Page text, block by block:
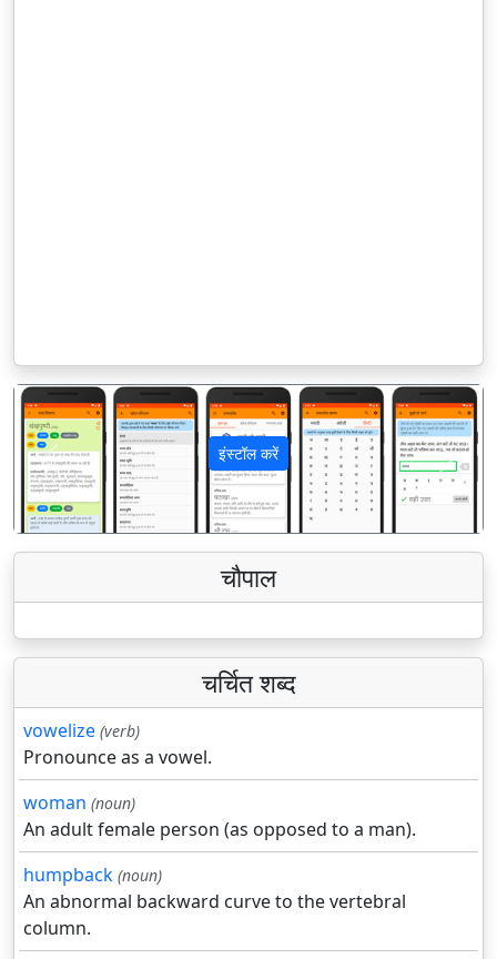
इंस्टॉल करें
पिछला अगला
चौपाल
चर्चित शब्द
vowelize (verb)
Pronounce as a vowel.
woman (noun)
An adult female person (as opposed to a man).
humpback (noun)
An abnormal backward curve to the vertebral
column.